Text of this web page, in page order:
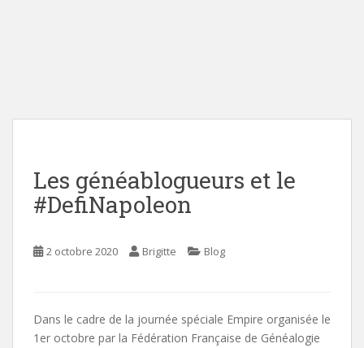
Les généablogueurs et le
#DefiNapoleon
2 octobre 2020 Brigitte Blog
Dans le cadre de la journée spéciale Empire organisée le
1er octobre par la Fédération Française de Généalogie